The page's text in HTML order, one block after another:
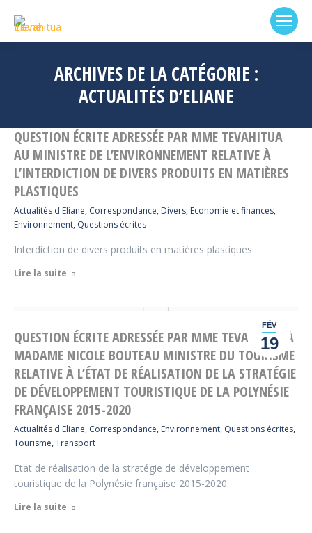
ARCHIVES DE LA CATÉGORIE :
ACTUALITÉS D’ELIANE
QUESTION ÉCRITE ADRESSÉE PAR MME TEVAHITUA
AU MINISTRE DE L’ENVIRONNEMENT RELATIVE À
L’INTERDICTION DE DIVERS PRODUITS EN MATIÈRES
PLASTIQUES
Actualités d'Eliane, Correspondance, Divers, Economie et finances,
Environnement, Questions écrites
Interdiction de divers produits en matières plastiques
Lire la suite
FÉV
19
QUESTION ÉCRITE ADRESSÉE PAR MME TEVAHITUA À
MADAME NICOLE BOUTEAU MINISTRE DU TOURISME
RELATIVE À L’ÉTAT DE RÉALISATION DE LA STRATÉGIE
DE DÉVELOPPEMENT TOURISTIQUE DE LA POLYNÉSIE
FRANÇAISE 2015-2020
Actualités d'Eliane, Correspondance, Environnement, Questions écrites,
Tourisme, Transport
Etat de réalisation de la stratégie de développement
touristique de la Polynésie française 2015-2020
Lire la suite